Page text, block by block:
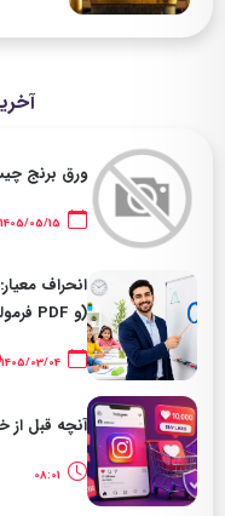
ورق برنج
(و PDF فرمولها)
آنچه قبل از